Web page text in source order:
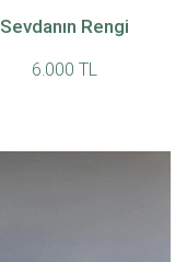
Sevdanın Rengi
6.000 TL